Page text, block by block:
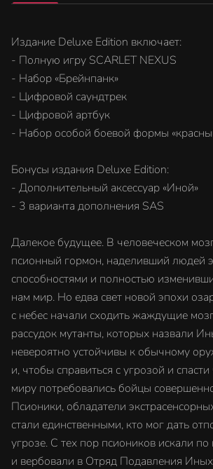
Издание Deluxe Edition включает:
- Полную игру SCARLET NEXUS
- Набор «Брейнпанк»
- Цифровой саундтрек
- Цифровой артбук
- Набор особой боевой формы
Бонусы издания Deluxe Edition:
- Дополнительный аксессуар «Иной»
- 3 варианта дополнения SAS
Далекое будущее. В человеческом
псионный гормон, наделивший людей
способностями и полностью
нам мир. Но едва свет новой эпохи
с небес начали сходить жаждущие
рассудок мутанты, которых назвали
невероятно устойчивы к обычному
и, чтобы справиться с угрозой и
миру потребовались бойцы
Псионики, обладатели
стали единственными, кто мог дать
угрозе. С тех пор псиоников искали
и вербовали в Отряд Подавления